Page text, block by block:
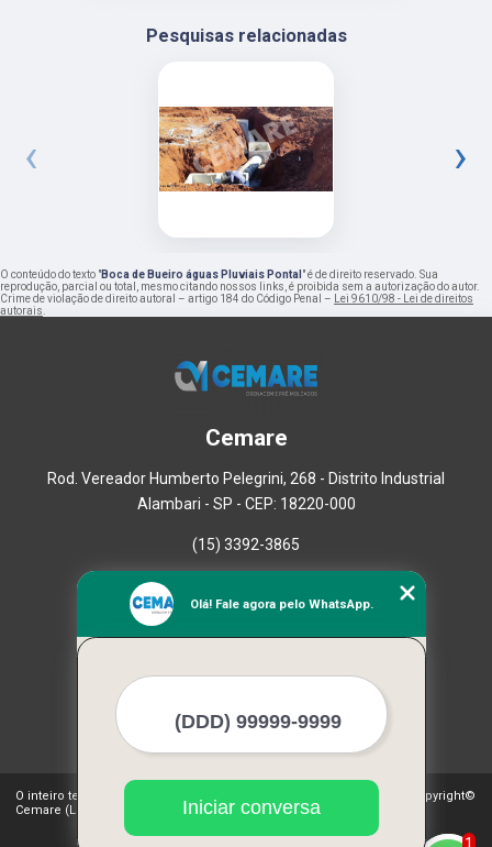
Pesquisas relacionadas
‹ ›
O conteúdo do texto "Boca de Bueiro águas Pluviais Pontal " é de direito reservado. Sua
reprodução, parcial ou total, mesmo citando nossos links, é proibida sem a autorização do autor.
Crime de violação de direito autoral – artigo 184 do Código Penal – Lei 9610/98 - Lei de direitos
autorais.
Cemare
Rod. Vereador Humberto Pelegrini, 268 - Distrito Industrial
Alambari - SP - CEP: 18220-000
(15) 3392-3865
Empresa
Missão
Mapa do site
Mais Serviços
O inteiro teor deste site está sujeito à proteção de direitos autorais. Copyright©
Cemare (Lei 9610 de 19/02/1998)
Olá! Fale agora pelo WhatsApp.
Iniciar conversa